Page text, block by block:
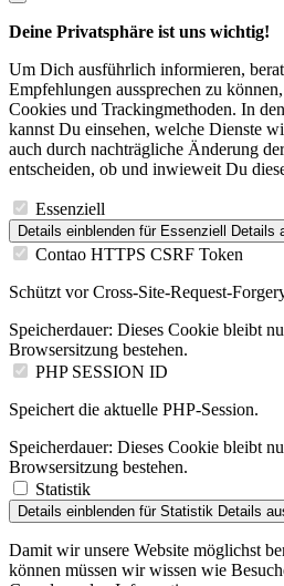
Deine Privatsphäre ist uns wichtig!
Um Dich ausführlich informieren,
Empfehlungen aussprechen zu
Cookies und Trackingmethoden. In
kannst Du einsehen, welche Dienste
auch durch nachträgliche Änderung
entscheiden, ob und inwieweit Du
Essenziell
Details einblenden für Essenziell Details
Contao HTTPS CSRF Token
Schützt vor Cross-Site-Request-
Speicherdauer: Dieses Cookie bleibt
Browsersitzung bestehen.
PHP SESSION ID
Speichert die aktuelle PHP-Session.
Speicherdauer: Dieses Cookie bleibt
Browsersitzung bestehen.
Statistik
Details einblenden für Statistik Details
Damit wir unsere Website möglichst
können müssen wir wissen wie